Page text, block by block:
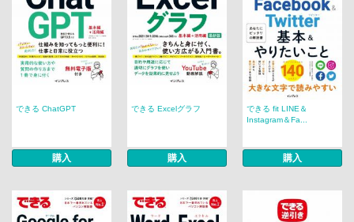
できる ChatGPT
購入
できる Excelグラフ
購入
できる fit LINE＆
Instagram＆Fa...
購入